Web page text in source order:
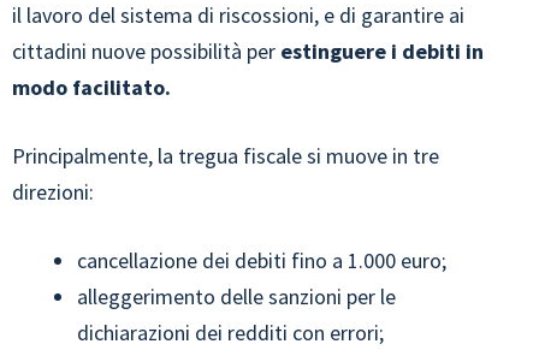
il lavoro del sistema di riscossioni, e di garantire ai
cittadini nuove possibilità per estinguere i debiti in
modo facilitato.
Principalmente, la tregua fiscale si muove in tre
direzioni:
cancellazione dei debiti fino a 1.000 euro;
alleggerimento delle sanzioni per le
dichiarazioni dei redditi con errori;